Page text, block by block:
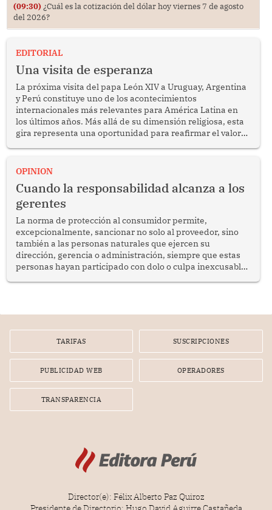
(09:30) ¿Cuál es la cotización del dólar hoy viernes 7 de agosto
del 2026?
EDITORIAL
Una visita de esperanza
La próxima visita del papa León XIV a Uruguay, Argentina
y Perú constituye uno de los acontecimientos
internacionales más relevantes para América Latina en
los últimos años. Más allá de su dimensión religiosa, esta
gira representa una oportunidad para reafirmar el valor
enfrenta desafíos en materia de desarrollo, cohesión
OPINION
Cuando la responsabilidad alcanza a los
gerentes
La norma de protección al consumidor permite,
excepcionalmente, sancionar no solo al proveedor, sino
también a las personas naturales que ejercen su
dirección, gerencia o administración, siempre que estas
personas hayan participado con dolo o culpa inexcusable
por la frustrada realización de un meet and greet con
TARIFAS SUSCRIPCIONES
PUBLICIDAD WEB OPERADORES
TRANSPARENCIA
Director(e): Félix Alberto Paz Quiroz